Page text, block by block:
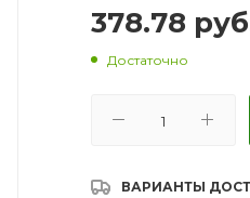
378.78
Достаточно
ВАРИАНТЫ